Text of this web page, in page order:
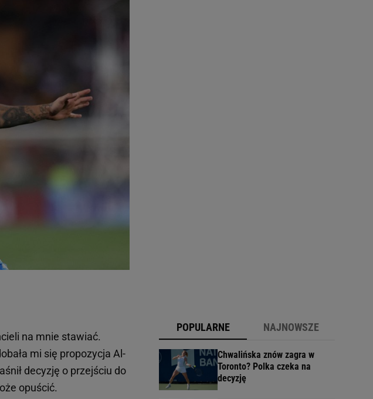
na mnie stawiać.
mi się propozycja Al-
decyzję o przejściu do
opuścić.
POPULARNE NAJNOWSZE
Chwalińska znów zagra w
Toronto? Polka czeka na
decyzję